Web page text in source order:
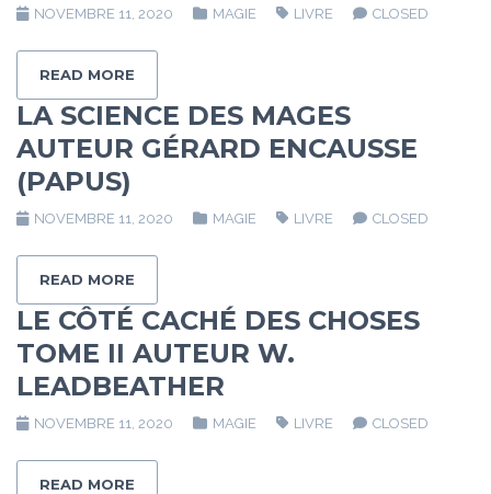
NOVEMBRE 11, 2020 MAGIE LIVRE CLOSED
READ MORE
LA SCIENCE DES MAGES
AUTEUR GÉRARD ENCAUSSE
(PAPUS)
NOVEMBRE 11, 2020 MAGIE LIVRE CLOSED
READ MORE
LE CÔTÉ CACHÉ DES CHOSES
TOME II AUTEUR W.
LEADBEATHER
NOVEMBRE 11, 2020 MAGIE LIVRE CLOSED
READ MORE